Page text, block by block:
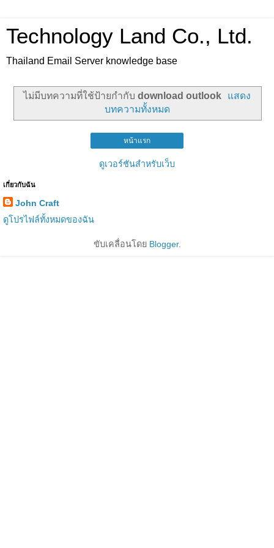
Technology Land Co., Ltd.
Thailand Email Server knowledge base
ไม่มีบทความที่ใช้ป้ายกำกับ download outlook
แสดง
บทความทั้งหมด
หน้าแรก
ดูเวอร์ชันสำหรับเว็บ
เกี่ยวกับฉัน
John Craft
ดูโปรไฟล์ทั้งหมดของฉัน
ขับเคลื่อนโดย Blogger.